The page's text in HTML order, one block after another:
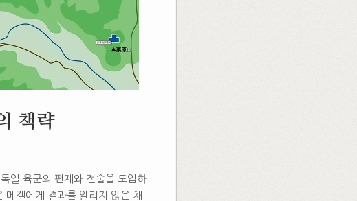
책략
일 육군의 편제와 전술을 도입하
메켈에게 결과를 알리지 않은 채